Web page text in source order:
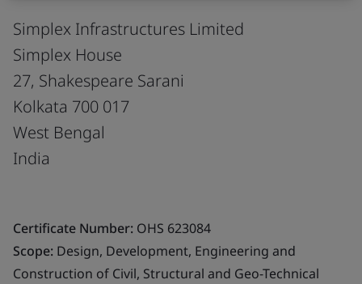
Simplex Infrastructures Limited
Simplex House
27, Shakespeare Sarani
Kolkata 700 017
West Bengal
India
Certificate Number: OHS 623084
Scope: Design, Development, Engineering and
Construction of Civil, Structural and Geo-Technical